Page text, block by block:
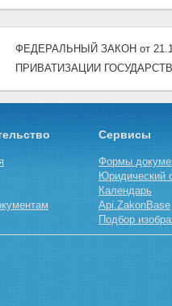
ФЕДЕРАЛЬНЫЙ ЗАКОН от
ПРИВАТИЗАЦИИ
Сервисы
Формы
Юридический
Календарь
Api.ZakonBase
Подбор